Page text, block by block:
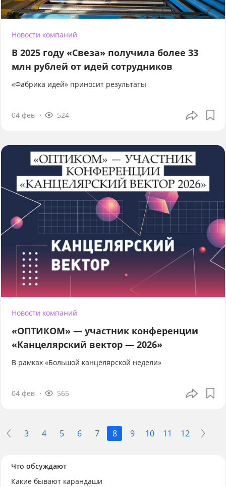
Новости компаний
В 2025 году «Свеза» получила более 33
млн рублей от идей сотрудников
«Фабрика идей» приносит результаты
04 фев 524
Новости компаний
«ОПТИКОМ» — участник конференции
«Канцелярский вектор — 2026»
В рамках «Большой канцелярской недели»
04 фев 565
3 4 5 6 7 8 9 10 11 12
Что обсуждают
Какие бывают карандаши